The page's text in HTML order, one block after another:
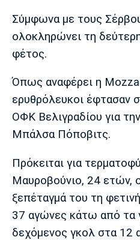
Πολιτισμός
Τραγούδια
Cine Spot
Running
Media
Πρόγραμμα TV
Μπαρτσελόνα
Μάντσεστερ
Γιουνάιτεντ
Σύμφωνα με τους
ολοκληρώνει τη
φέτος.
Όπως αναφέρει η
ερυθρόλευκοι έφτασαν
ΟΦΚ Βελιγραδίου για
Μπάλσα Πόποβιτς.
Πρόκειται για
Μαυροβούνιο, 24 ετών,
ξεπέταγμά του τη
37 αγώνες κάτω από τα
δεχόμενος γκολ στα 12